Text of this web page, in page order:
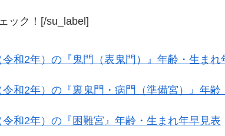
ック！[/su_label]
令和2年）の『鬼門（表鬼門）』年齢・生まれ
令和2年）の『裏鬼門・病門（準備宮）』年
令和2年）の『困難宮』年齢・生まれ年早見表